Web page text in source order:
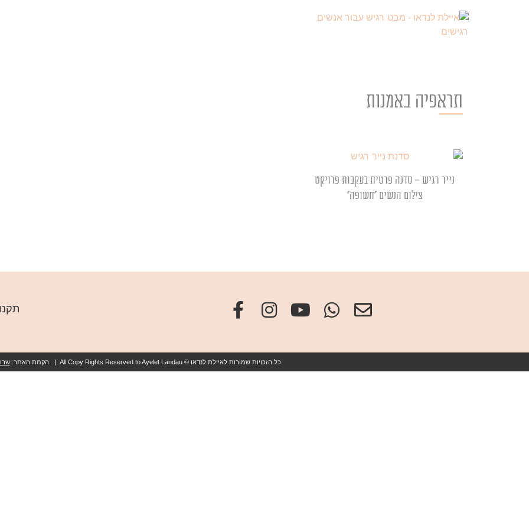
תראפיה באמנות
נייר רגיש – סדנה פרטית בעקבות פרויקט
צילום הנשים "חשופה"
כל הזכויות שמורות לאיילת לנדאו © All Copy Rights Reserved to Ayelet Landau | הקמת האתר: